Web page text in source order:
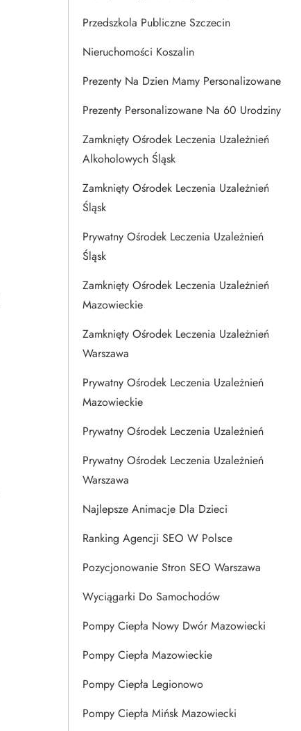
Przedszkola Publiczne Szczecin
Nieruchomości Koszalin
Prezenty Na Dzien Mamy Personalizowane
Prezenty Personalizowane Na 60 Urodziny
Zamknięty Ośrodek Leczenia Uzależnień
Alkoholowych Śląsk
Zamknięty Ośrodek Leczenia Uzależnień
Śląsk
Prywatny Ośrodek Leczenia Uzależnień
Śląsk
Zamknięty Ośrodek Leczenia Uzależnień
Mazowieckie
Zamknięty Ośrodek Leczenia Uzależnień
Warszawa
Prywatny Ośrodek Leczenia Uzależnień
Mazowieckie
Prywatny Ośrodek Leczenia Uzależnień
Prywatny Ośrodek Leczenia Uzależnień
Warszawa
Najlepsze Animacje Dla Dzieci
Ranking Agencji SEO W Polsce
Pozycjonowanie Stron SEO Warszawa
Wyciągarki Do Samochodów
Pompy Ciepła Nowy Dwór Mazowiecki
Pompy Ciepła Mazowieckie
Pompy Ciepła Legionowo
Pompy Ciepła Mińsk Mazowiecki